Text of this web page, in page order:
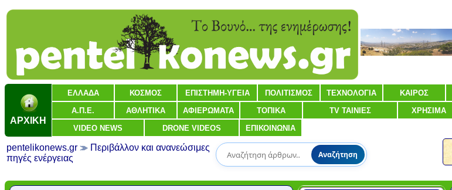
ΑΡΧΙΚΗ
ΕΛΛΑΔΑ ΚΟΣΜΟΣ ΕΠΙΣΤΗΜΗ-ΥΓΕΙΑ ΠΟΛΙΤΙΣΜΟΣ ΤΕΧΝΟΛΟΓΙΑ ΚΑΙΡΟΣ
Α.Π.Ε. ΑΘΛΗΤΙΚΑ ΑΦΙΕΡΩΜΑΤΑ ΤΟΠΙΚΑ TV ΤΑΙΝΙΕΣ ΧΡΗΣΙΜΑ
VIDEO NEWS DRONE VIDEOS ΕΠΙΚΟΙΝΩΝΙΑ
pentelikonews.gr
Περιβάλλον και ανανεώσιμες
πηγές ενέργειας
Αναζήτηση